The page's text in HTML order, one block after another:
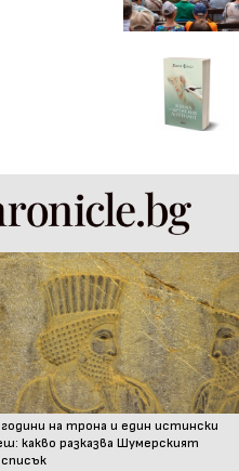
на трона и един истински
какво разказва Шумерският